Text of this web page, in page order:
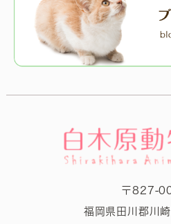
〒827-
福岡県田川郡川